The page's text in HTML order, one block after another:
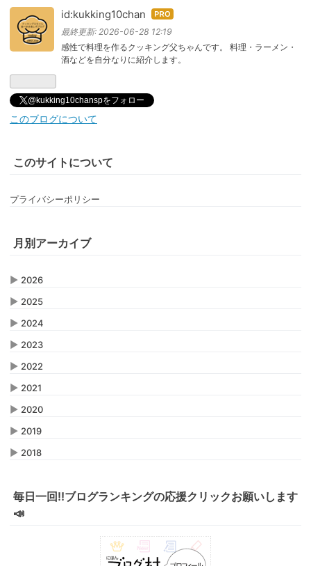
id:kukking10chan はて
なブ
ログ
Pro
最終更新: 2026-06-28 12:19
感性で料理を作るクッキング父ちゃんです。 料理・ラーメン・
酒などを自分なりに紹介します。
@kukking10chanspをフォロー
このブログについて
このサイトについて
プライバシーポリシー
月別アーカイブ
▶ 2026
▶ 2025
▶ 2024
▶ 2023
▶ 2022
▶ 2021
▶ 2020
▶ 2019
▶ 2018
毎日一回‼️ブログランキングの応援クリックお願いします
📣